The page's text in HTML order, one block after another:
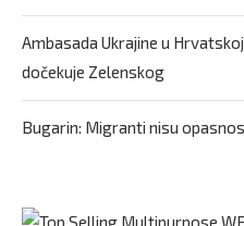
Ambasada Ukrajine u
dočekuje Zelenskog
Bugarin: Migranti nisu